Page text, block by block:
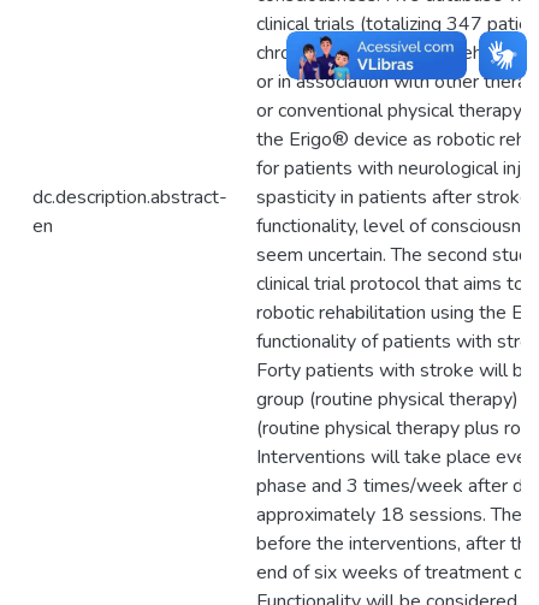
dc.description.abstract-
en
clinical trials (totalizing 347
chronic effect of robotic
or in association with other
or conventional physical therapy.
the Erigo® device as robotic
for patients with neurological
spasticity in patients after
functionality, level of
seem uncertain. The second
clinical trial protocol that aims to
robotic rehabilitation using the
functionality of patients with
Forty patients with stroke will be
group (routine physical therapy)
(routine physical therapy plus
Interventions will take place
phase and 3 times/week after
approximately 18 sessions. The
before the interventions, after
end of six weeks of treatment or